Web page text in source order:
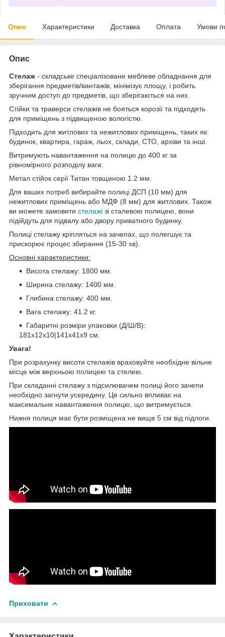
Опис Характеристики Доставка Оплата Умови
Опис
Стелаж - складське спеціалізоване меблеве обладнання для
зберігання предметів/вантажів, мінімізує площу, і робить
зручним доступ до предметів, що зберігаються на них.
Стійки та траверси стелажів не бояться корозії та підходять
для приміщень з підвищеною вологістю.
Підходить для житлових та нежитлових приміщень, таких як:
будинок, квартира, гараж, льох, склади, СТО, архіви та інші.
Витримують навантаження на полицю до 400 кг за
рівномірного розподілу ваги.
Метал стійок серії Титан товщиною 1.2 мм.
Для ваших потреб вибирайте полиці ДСП (10 мм) для
нежитлових приміщень або МДФ (8 мм) для житлових. Також
ви можете замовити стелажі зі сталевою полицею, вони
підійдуть для підвалу або двору приватного будинку.
Полиці стелажу кріпляться на зачепах, що полегшує та
прискорює процес збирання (15-30 хв).
Основні характеристики:
Висота стелажу: 1800 мм.
Ширина стелажу: 1400 мм.
Глибина стелажу: 400 мм.
Вага стелажу: 41.2 кг.
Габаритні розміри упаковки (Д/Ш/В):
181х12х10|141х41х9 см.
Увага!
При розрахунку висоти стелажів враховуйте необхідне вільне
місце між верхньою полицею та стелею.
При складанні стелажу з підсилювачем полиці його зачепи
необхідно загнути усередину. Це сильно впливає на
максимальне навантаження полицю, що витримується.
Нижня полиця має бути розміщена не вище 5 см від підлоги.
Приховати